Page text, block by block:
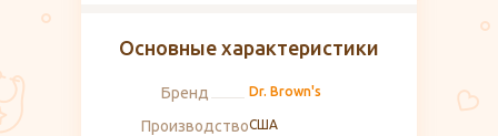
Основные характеристики
Бренд Dr. Brown's
ПроизводствоСША